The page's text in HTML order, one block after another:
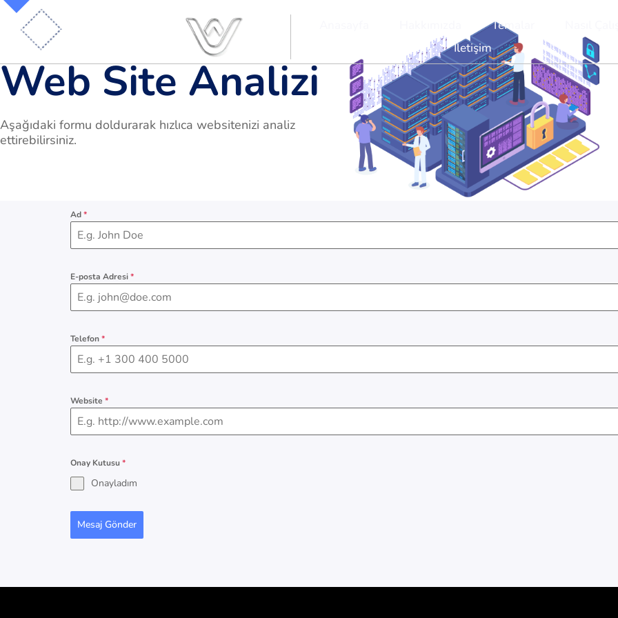
Temalar
İletişim
Web Site Analizi
Aşağıdaki formu doldurarak hızlıca websitenizi analiz
ettirebilirsiniz.
Ad*
E-posta Adresi*
Telefon*
Website *
Onay Kutusu*
Onayladım
Mesaj Gönder